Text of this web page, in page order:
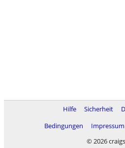
Hilfe Sicherheit
Bedingungen
Impressum
© 2026